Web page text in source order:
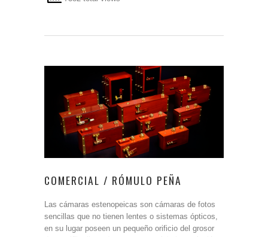
COMERCIAL / RÓMULO PEÑA
Las cámaras estenopeicas son cámaras de fotos
sencillas que no tienen lentes o sistemas ópticos,
en su lugar poseen un pequeño orificio del grosor